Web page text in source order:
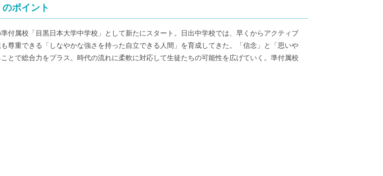
ポイント
付属校「目黒日本大学中学校」として新たにスタート。日出中学校では、早くからアクティブ
尊重できる「しなやかな強さを持った自立できる人間」を育成してきた。「信念」と「思いや
とで総合力をプラス。時代の流れに柔軟に対応して生徒たちの可能性を広げていく。準付属校